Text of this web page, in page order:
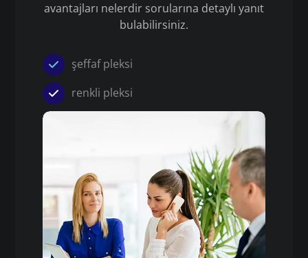
avantajları nelerdir sorularına detaylı yanıt
bulabilirsiniz.
şeffaf pleksi
renkli pleksi
Pleksi Masa
İstanbul Pleksi